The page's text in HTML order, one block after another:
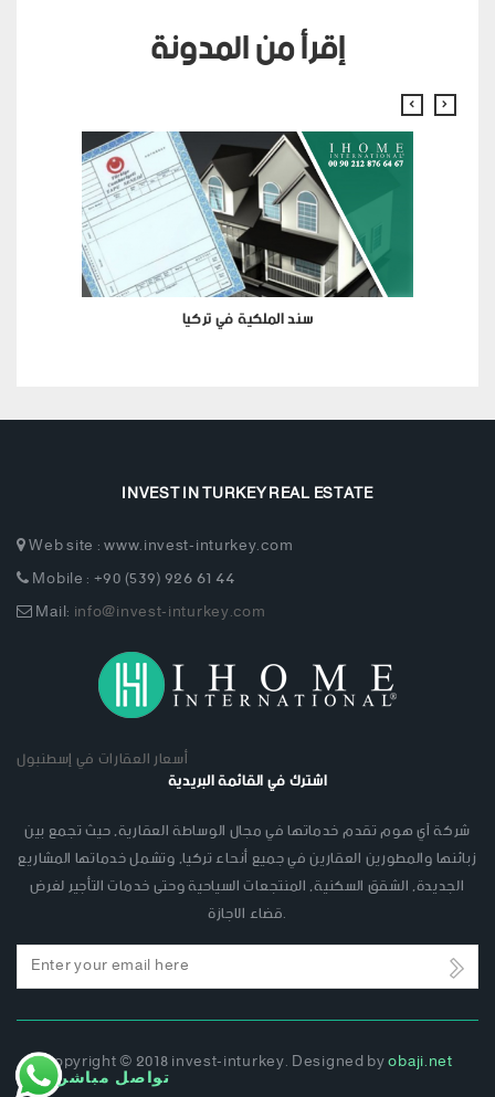
إقرأ من المدونة
سند الملكية في تركيا
تواصل مباشر
INVEST IN TURKEY REAL ESTATE
Web site : www.invest-inturkey.com
Mobile : +90 (539) 926 61 44
Mail:info@invest-inturkey.com
أسعار العقارات في إسطنبول
اشترك في القائمة البريدية
شركة آي هوم تقدم خدماتها في مجال الوساطة العقارية, حيث تجمع بين
زبائنها والمطورين العقارين في جميع أنحاء تركيا, وتشمل خدماتها المشاريع
الجديدة, الشقق السكنية, المنتجعات السياحية وحتى خدمات التأجير لغرض
قضاء الاجازة.
Email
address
Copyright © 2018 invest-inturkey. Designed byobaji.net